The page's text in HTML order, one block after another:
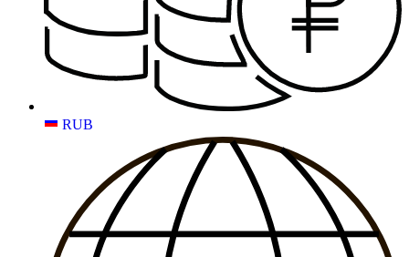
RUB